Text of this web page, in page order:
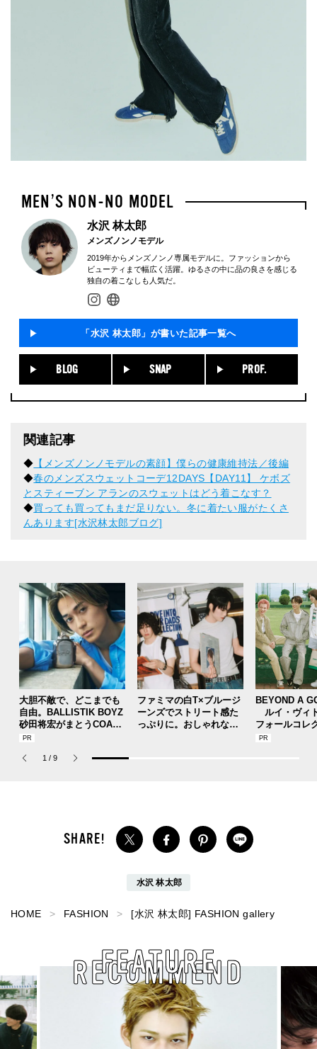
水沢 林太郎
メンズノンノモデル
2019年からメンズノンノ専属モデルに。ファッションから
ビューティまで幅広く活躍。ゆるさの中に品の良さを感じる
独自の着こなしも人気だ。
「水沢 林太郎」が書いた記事一覧へ
BLOG SNAP PROF.
関連記事
◆ 【メンズノンノモデルの素顔】僕らの健康維持法／後編
◆春のメンズスウェットコーデ12DAYS【DAY11】 ケボズ
とスティーブン アランのスウェットはどう着こなす？
◆買っても買ってもまだ足りない。冬に着たい服がたくさ
んあります[水沢林太郎ブログ]
大胆不敵で、どこまでも
自由。BALLISTIK BOYZ
砂田将宏がまとうCOACH
の新作フレグランス「コ
パルファム」
ファミマの白T×ブルージ
ーンズでストリート感た
っぷりに。おしゃれな人
BEYOND A
ルイ・ヴィ
フォールコレ
描くプレッピ
1 / 9
水沢 林太郎
HOME FASHION [水沢 林太郎] FASHION gallery
RECOMMEND
FEATURE